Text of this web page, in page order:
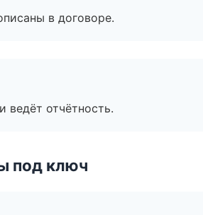
в договоре.
ведёт отчётность.
под ключ